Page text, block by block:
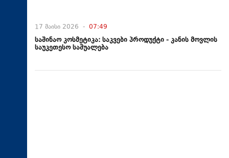
17 მაისი 2026 - 07:49
საშინაო კოსმეტიკა: საკვები პროდუქტი - კანის მოვლის
საუკეთესო საშუალება